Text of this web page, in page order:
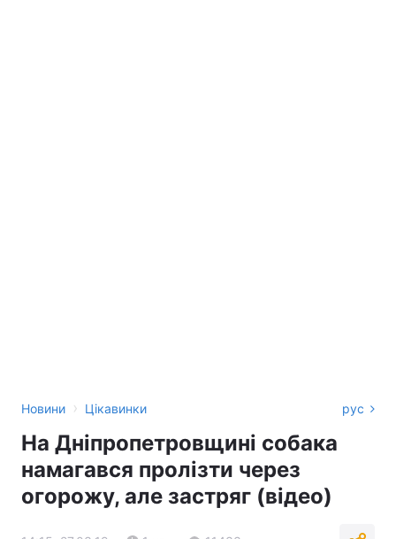
Новини › Цікавинки рус
На Дніпропетровщині собака
намагався пролізти через
огорожу, але застряг (відео)